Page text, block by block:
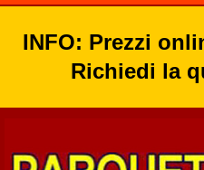
INFO: Prezzi
Richiedi la